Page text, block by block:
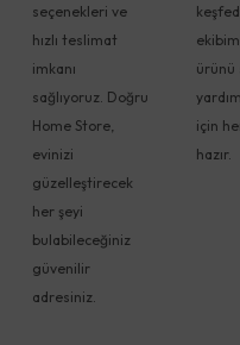
seçenekleri ve
hızlı teslimat
imkanı
sağlıyoruz. Doğru
Home Store,
evinizi
güzelleştirecek
her şeyi
bulabileceğiniz
güvenilir
adresiniz.
ürünü
için
hazır.